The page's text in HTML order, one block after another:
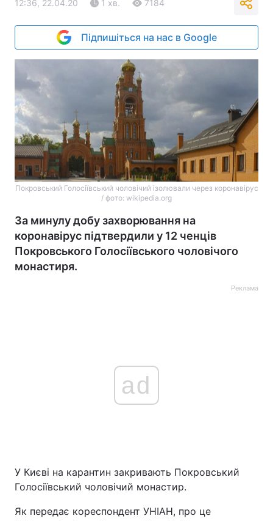
12:36, 22.04.20 1 хв. 7184
Підпишіться на нас в Google
Покровський Голосiївський чоловiчий ізолювали через коронавірус
/ фото: wikipedia.org
За минулу добу захворювання на
коронавірус підтвердили у 12 ченців
Покровського Голосiївського чоловiчого
монастиря.
Реклама
ad
У Києві на карантин закривають Покровський
Голосiївський чоловiчий монастир.
Як передає кореспондент УНІАН, про це